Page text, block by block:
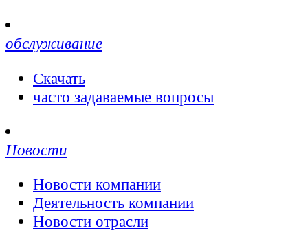
обслуживание
Скачать
часто задаваемые вопросы
Новости
Новости компании
Деятельность компании
Новости отрасли